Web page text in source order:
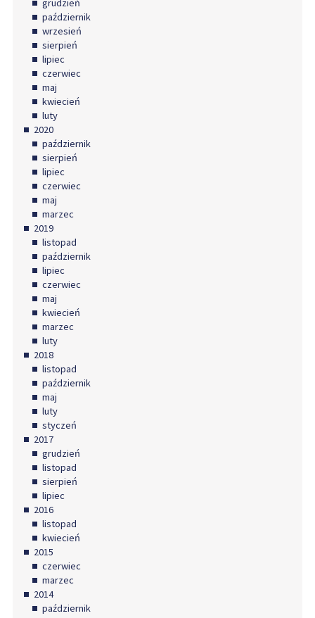
grudzień
październik
wrzesień
sierpień
lipiec
czerwiec
maj
kwiecień
luty
2020
październik
sierpień
lipiec
czerwiec
maj
marzec
2019
listopad
październik
lipiec
czerwiec
maj
kwiecień
marzec
luty
2018
listopad
październik
maj
luty
styczeń
2017
grudzień
listopad
sierpień
lipiec
2016
listopad
kwiecień
2015
czerwiec
marzec
2014
październik